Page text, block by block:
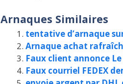
Arnaques Similaires
tentative d’arnaque
Arnaque achat
Faux client annonce
Faux courriel FEDEX